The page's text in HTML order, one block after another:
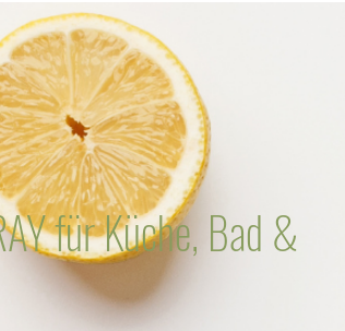
für Küche, Bad &